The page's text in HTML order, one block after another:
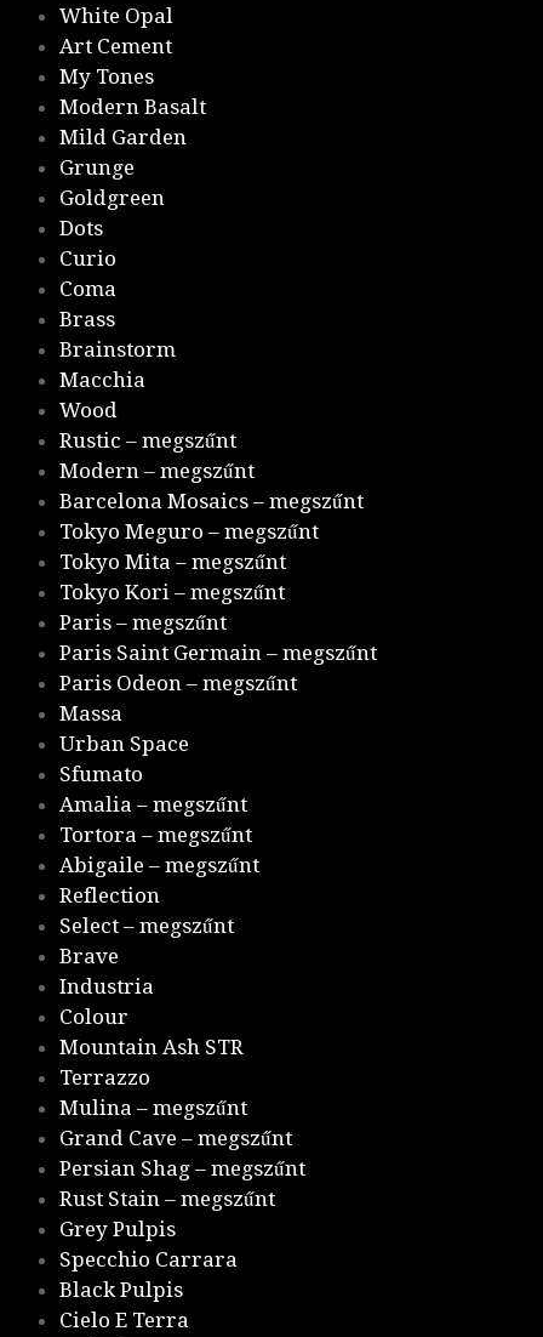
White Opal
Art Cement
My Tones
Modern Basalt
Mild Garden
Grunge
Goldgreen
Dots
Curio
Coma
Brass
Brainstorm
Macchia
Wood
Rustic – megszűnt
Modern – megszűnt
Barcelona Mosaics – megszűnt
Tokyo Meguro – megszűnt
Tokyo Mita – megszűnt
Tokyo Kori – megszűnt
Paris – megszűnt
Paris Saint Germain – megszűnt
Paris Odeon – megszűnt
Massa
Urban Space
Sfumato
Amalia – megszűnt
Tortora – megszűnt
Abigaile – megszűnt
Reflection
Select – megszűnt
Brave
Industria
Colour
Mountain Ash STR
Terrazzo
Mulina – megszűnt
Grand Cave – megszűnt
Persian Shag – megszűnt
Rust Stain – megszűnt
Grey Pulpis
Specchio Carrara
Black Pulpis
Cielo E Terra